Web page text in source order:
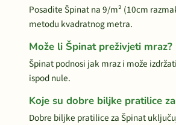
Posadite Špinat na 9/m² (10cm
metodu kvadratnog metra.
Može li Špinat preživjeti mraz?
Špinat podnosi jak mraz i može
ispod nule.
Koje su dobre biljke pratilice
Dobre biljke pratilice za Špinat